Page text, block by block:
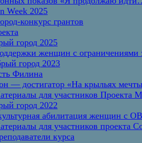
Week 2025
конкурс грантов
город 2025
женщин с ограничениями
город 2023
Филина
— достигатор «На крыльях
для участников Проекта
город 2022
абилитация женщин с
для участников проекта
курса